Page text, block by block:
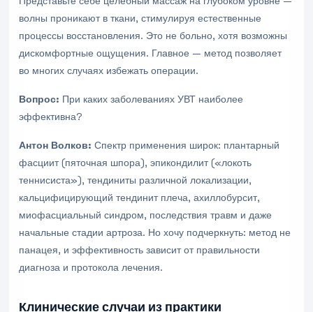
волны проникают в ткани, стимулируя естественные
процессы восстановления. Это не больно, хотя возможны
дискомфортные ощущения. Главное — метод позволяет
во многих случаях избежать операции.
Вопрос: При каких заболеваниях УВТ наиболее
эффективна?
Антон Волков: Спектр применения широк: плантарный
фасциит (пяточная шпора), эпикондилит («локоть
теннисиста»), тендиниты различной локализации,
кальцифицирующий тендинит плеча, ахиллобурсит,
миофасциальный синдром, последствия травм и даже
начальные стадии артроза. Но хочу подчеркнуть: метод не
панацея, и эффективность зависит от правильности
диагноза и протокола лечения.
Клинические случаи из практики